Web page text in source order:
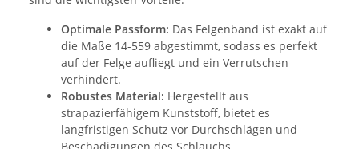
Optimale Passform: Das Felgenband ist exakt auf
die Maße 14-559 abgestimmt, sodass es perfekt
auf der Felge aufliegt und ein Verrutschen
verhindert.
Robustes Material: Hergestellt aus
strapazierfähigem Kunststoff, bietet es
langfristigen Schutz vor Durchschlägen und